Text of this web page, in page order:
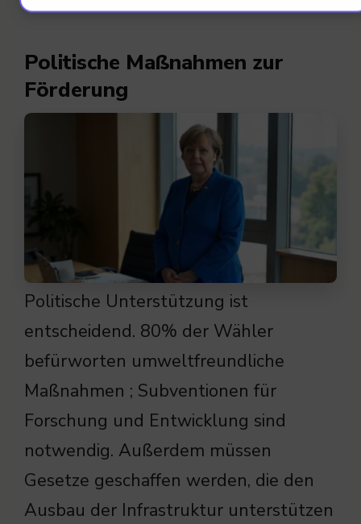
Politische Maßnahmen zur
Förderung
Politische Unterstützung ist
entscheidend. 80% der Wähler
befürworten umweltfreundliche
Maßnahmen ; Subventionen für
Forschung und Entwicklung sind
notwendig. Außerdem müssen
Gesetze geschaffen werden, die den
Ausbau der Infrastruktur unterstützen